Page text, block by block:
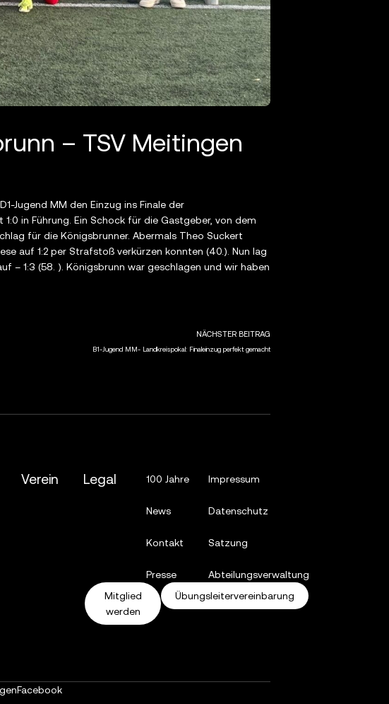
– TSV Meitingen
Jugend MM den Einzug ins Finale der
in Führung. Ein Schock für die Gastgeber, von dem
für die Königsbrunner. Abermals Theo Suckert
auf 1:2 per Strafstoß verkürzen konnten (40.). Nun lag
– 1:3 (58. ). Königsbrunn war geschlagen und wir haben
NÄCHSTER BEITRAG
B1-Jugend MM- Landkreispokal: Finaleinzug perfekt gemacht
Verein Legal 100 Jahre
News
Kontakt
Presse
Impressum
Datenschutz
Satzung
Abteilungsverwaltung
Mitglied
werden
Übungsleitervereinbarung
Facebook